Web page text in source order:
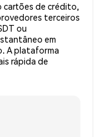
cartões de crédito,
terceiros
ou
em
A plataforma
rápida de